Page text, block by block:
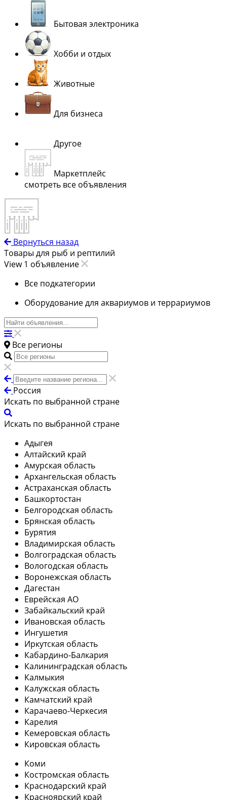
Бытовая электроника
Хобби и отдых
Животные
Для бизнеса
Другое
Маркетплейс
смотреть все объявления
Вернуться назад
Товары для рыб и рептилий
View 1 объявление
Все подкатегории
Оборудование для аквариумов и террариумов
Все регионы
Россия
Искать по выбранной стране
Искать по выбранной стране
Адыгея
Алтайский край
Амурская область
Архангельская область
Астраханская область
Башкортостан
Белгородская область
Брянская область
Бурятия
Владимирская область
Волгоградская область
Вологодская область
Воронежская область
Дагестан
Еврейская АО
Забайкальский край
Ивановская область
Ингушетия
Иркутская область
Кабардино-Балкария
Калининградская область
Калмыкия
Калужская область
Камчатский край
Карачаево-Черкесия
Карелия
Кемеровская область
Кировская область
Коми
Костромская область
Краснодарский край
Красноярский край